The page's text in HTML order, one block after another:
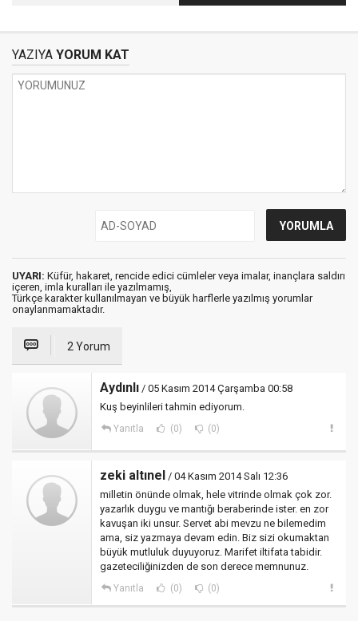
Dünya Sevdası
YAZIYA YORUM KAT
UYARI: Küfür, hakaret, rencide edici cümleler veya imalar, inançlara saldırı
içeren, imla kuralları ile yazılmamış,
Türkçe karakter kullanılmayan ve büyük harflerle yazılmış yorumlar
onaylanmamaktadır.
2 Yorum
Aydınlı / 05 Kasım 2014 Çarşamba 00:58
Kuş beyinlileri tahmin ediyorum.
Yanıtla (0) (0)
zeki altınel / 04 Kasım 2014 Salı 12:36
milletin önünde olmak, hele vitrinde olmak çok zor.
yazarlık duygu ve mantığı beraberinde ister. en zor
kavuşan iki unsur. Servet abi mevzu ne bilemedim
ama, siz yazmaya devam edin. Biz sizi okumaktan
büyük mutluluk duyuyoruz. Marifet iltifata tabidir.
gazeteciliğinizden de son derece memnunuz.
Yanıtla (0) (0)